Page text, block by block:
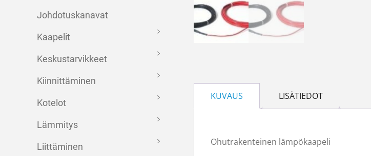
Johdotuskanavat
Kaapelit
Keskustarvikkeet
Kiinnittäminen
Kotelot
Lämmitys
Liittäminen
KUVAUS LISÄTIEDOT
Ohutrakenteinen lämpökaapeli